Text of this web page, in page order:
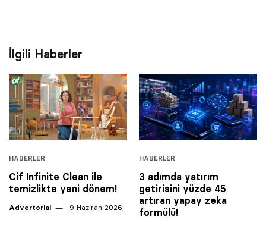
İlgili Haberler
HABERLER
Cif Infinite Clean ile
temizlikte yeni dönem!
Advertorial 9 Haziran 2026
HABERLER
3 adımda yatırım
getirisini yüzde 45
artıran yapay zeka
formülü!